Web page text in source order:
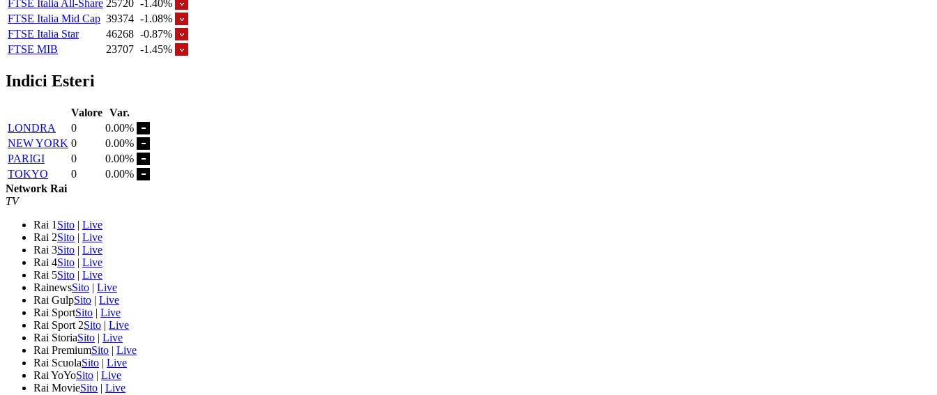
FTSE Italia All-Share 25720 -1.40%
FTSE Italia Mid Cap 39374 -1.08%
FTSE Italia Star
46268 -0.87%
FTSE MIB
23707 -1.45%
Indici Esteri
Valore Var.
LONDRA
0
0.00%
NEW YORK 0
0.00%
PARIGI
0
0.00%
TOKYO
0
0.00%
Network Rai
TV
Rai 1 Sito | Live
Rai 2Sito | Live
Rai 3Sito | Live
Rai 4Sito | Live
Rai 5Sito | Live
RainewsSito | Live
Rai GulpSito | Live
Rai SportSito | Live
Rai Sport 2Sito | Live
Rai StoriaSito | Live
Rai PremiumSito | Live
Rai ScuolaSito | Live
Rai YoYoSito | Live
Rai MovieSito | Live